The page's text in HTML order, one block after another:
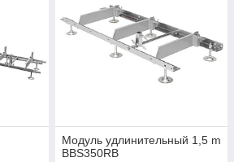
Модуль удлинительный 1,5 m
BBS350RB